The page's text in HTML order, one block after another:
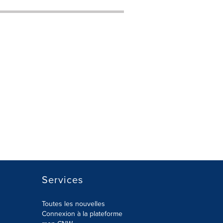
Services
Toutes les nouvelles
Connexion à la plateforme